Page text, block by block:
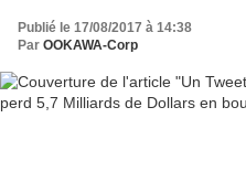
Publié le 17/08/2017 à 14:38
Par OOKAWA-Corp